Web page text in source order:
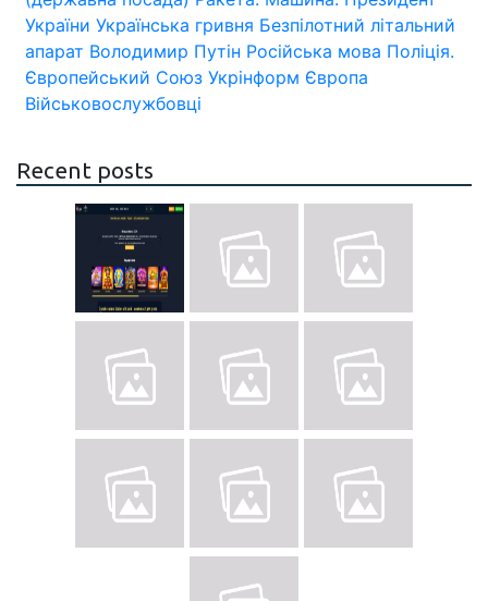
України Українська гривня Безпілотний літальний
апарат Володимир Путін Російська мова Поліція.
Європейський Союз Укрінформ Європа
Військовослужбовці
Recent posts